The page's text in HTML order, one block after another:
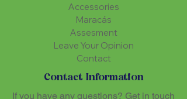
Accessories
Maracás
Assesment
Leave Your Opinion
Contact
Contact Information
If you have any questions? Get in touch